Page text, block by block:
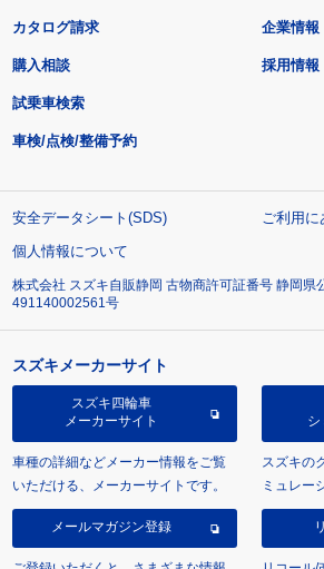
カタログ請求
購入相談
試乗車検索
車検/点検/整備予約
企業情報
採用情報
安全データシート(SDS)
ご利用に
個人情報について
株式会社 スズキ自販静岡 古物商許可証番号 静岡県
491140002561号
スズキメーカーサイト
スズキ四輪車
メーカーサイト
車種の詳細などメーカー情報をご覧
いただける、メーカーサイトです。
シ
スズキの
ミュレー
メールマガジン登録